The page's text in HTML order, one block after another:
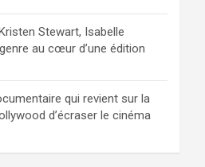
Stewart, Isabelle
au cœur d’une édition
qui revient sur la
d’écraser le cinéma